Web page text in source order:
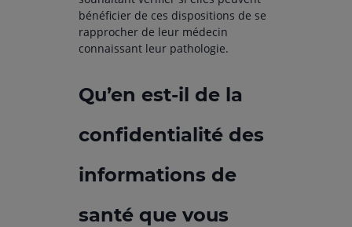
bénéficier de ces dispositions de se
rapprocher de leur médecin
connaissant leur pathologie.
Qu’en est-il de la
confidentialité des
informations de
santé que vous